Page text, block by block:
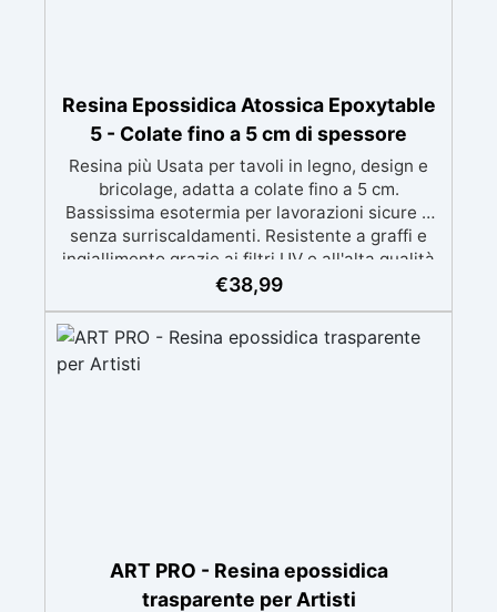
Resina Epossidica Atossica Epoxytable
5 - Colate fino a 5 cm di spessore
Resina più Usata per tavoli in legno, design e
bricolage, adatta a colate fino a 5 cm.
Bassissima esotermia per lavorazioni sicure e
senza surriscaldamenti. Resistente a graffi e
ingiallimento grazie ai filtri UV e all'alta qualità
meccanica. Bassa viscosità per eliminare bolle
BPA/VOC free e certificata per il contatto
prolungato con la pelle.
€38,99
ART PRO - Resina epossidica
trasparente per Artisti